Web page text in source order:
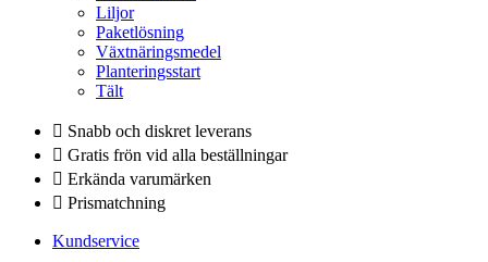
Liljor
Paketlösning
Växtnäringsmedel
Planteringsstart
Tält
Snabb och diskret leverans
Gratis frön vid alla beställningar
Erkända varumärken
Prismatchning
Kundservice